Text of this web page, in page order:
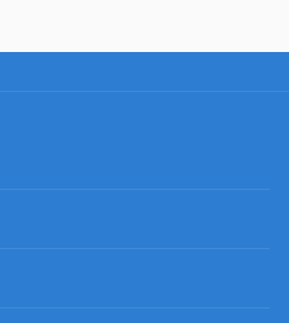
по 1м або бухтами по 25м та 50м